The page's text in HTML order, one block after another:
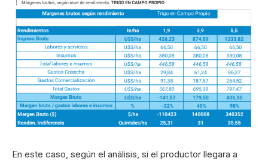
En este caso, según el análisis, si el productor llegara a